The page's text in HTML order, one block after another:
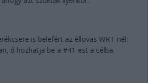
is belefért az éllovas WRT-nél:
ő hozhatja be a #41-est a célba.